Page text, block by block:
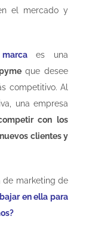
el mercado y
es una
que desee
competitivo. Al
una empresa
con los
clientes y
de marketing de
en ella para